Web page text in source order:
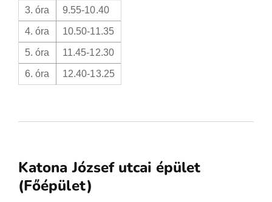
3. óra 9.55-10.40
4. óra 10.50-11.35
5. óra 11.45-12.30
6. óra 12.40-13.25
Katona József utcai épület
(Főépület)